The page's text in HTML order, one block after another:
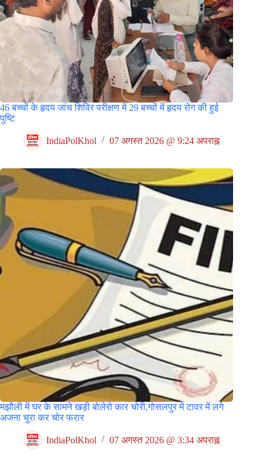
46 बच्चों के हृदय जांच शिविर परीक्षण में 29 बच्चों में हृदय रोग की हुई
पुष्टि
IndiaPolKhol 07 अगस्त 2026 @ 9:24 अपराह्न
मझौली में घर के सामने खड़ी बोलेरो कार चोरी,गोसलपुर में टावर में लगे
अजना चुरा कर चोर फरार
IndiaPolKhol 07 अगस्त 2026 @ 3:34 अपराह्न